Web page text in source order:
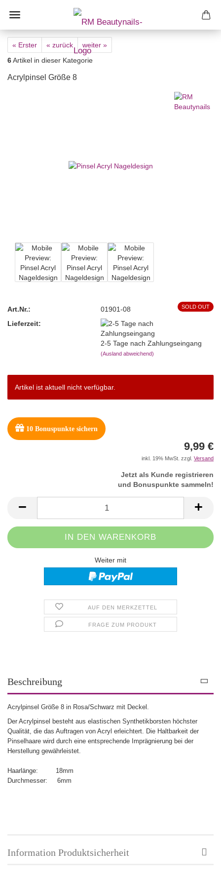
« Erster « zurück
weiter »
6Artikel in dieser Kategorie
Acrylpinsel Größe 8
SOLD OUT
Art.Nr.:
01901-08
Lieferzeit:
2-5 Tage nach Zahlungseingang
(Ausland abweichend)
Artikel ist aktuell nicht verfügbar.
10 Bonuspunkte sichern
9,99 €
inkl. 19% MwSt. zzgl. Versand
Jetzt als Kunde registrieren
und Bonuspunkte sammeln!
Weiter mit
AUF DEN MERKZETTEL
FRAGE ZUM PRODUKT
Beschreibung
Acrylpinsel Größe 8 in Rosa/Schwarz mit Deckel.
Der Acrylpinsel besteht aus elastischen Synthetikborsten höchster
Qualität, die das Auftragen von Acryl erleichtert. Die Haltbarkeit der
Pinselhaare wird durch eine entsprechende Imprägnierung bei der
Herstellung gewährleistet.
Haarlänge: 18mm
Durchmesser: 6mm
Information Produktsicherheit